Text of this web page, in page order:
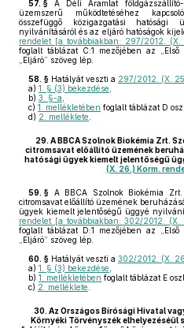
57. § A Déli Áramlat
üzemszerű működtetéséhez
összefüggő közigazgatási
nyilvánításáról és az eljáró hatóságok
rendelet [a továbbiakban: 297/2012.
foglalt táblázat C:1 mezőjében az
„Eljáró” szöveg lép.
58. § Hatályát veszti a 297/2012. (X.
a) 1. § (3) bekezdése
b) 3. §-a
c) 1. mellékletében foglalt táblázat D
d) 2. melléklete
29. A BBCA Szolnok Biokémia Zrt.
citromsavat előállító üzemének
hatósági ügyek kiemelt jelentőségű
(X. 26.) Korm.
59. § A BBCA Szolnok Biokémia
citromsavat előállító üzemének
ügyek kiemelt jelentőségű üggyé
rendelet [a továbbiakban: 302/2012.
foglalt táblázat D:1 mezőjében az
„Eljáró” szöveg lép.
60. § Hatályát veszti a 302/2012. (X.
a) 1. § (3) bekezdése
b) 1. mellékletében foglalt táblázat E
c) 2. melléklete
30. Az Országos Bírósági Hivatal
Környéki Törvényszék